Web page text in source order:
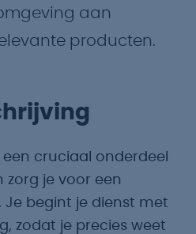
aan
producten.
cruciaal onderdeel
zorg je voor een
Je begint je dienst met
zodat je precies weet